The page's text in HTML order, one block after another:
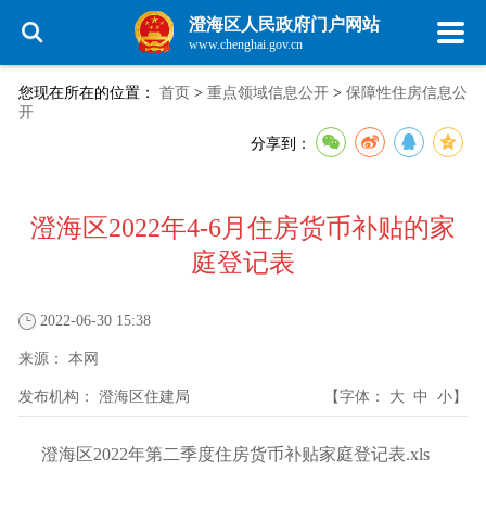
澄海区人民政府门户网站
www.chenghai.gov.cn
您现在所在的位置： 首页 > 重点领域信息公开 > 保障性住房信息公
开
分享到：
澄海区2022年4-6月住房货币补贴的家
庭登记表
2022-06-30 15:38
来源： 本网
发布机构： 澄海区住建局 【字体： 大 中 小】
澄海区2022年第二季度住房货币补贴家庭登记表.xls